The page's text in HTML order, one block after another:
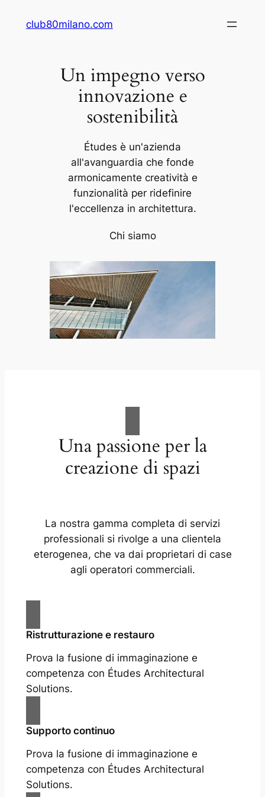
club80milano.com
Un impegno verso
innovazione e
sostenibilità
Études è un'azienda
all'avanguardia che fonde
armonicamente creatività e
funzionalità per ridefinire
l'eccellenza in architettura.
Chi siamo
Una passione per la
creazione di spazi
La nostra gamma completa di servizi
professionali si rivolge a una clientela
eterogenea, che va dai proprietari di case
agli operatori commerciali.
Ristrutturazione e restauro
Prova la fusione di immaginazione e
competenza con Études Architectural
Solutions.
Supporto continuo
Prova la fusione di immaginazione e
competenza con Études Architectural
Solutions.